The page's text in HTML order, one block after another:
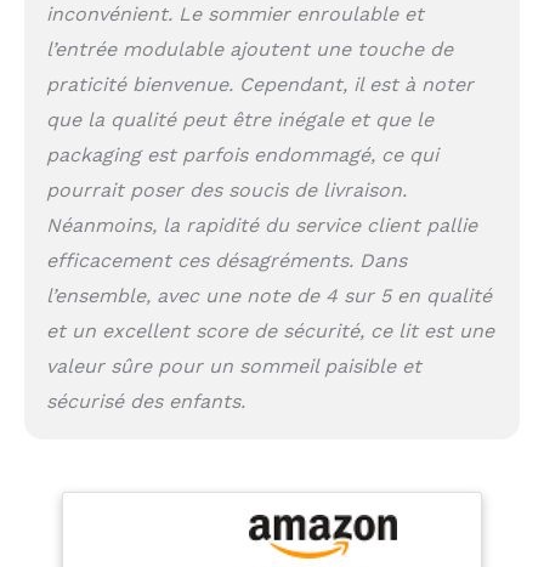
inconvénient. Le sommier enroulable et
l’entrée modulable ajoutent une touche de
praticité bienvenue. Cependant, il est à noter
que la qualité peut être inégale et que le
packaging est parfois endommagé, ce qui
pourrait poser des soucis de livraison.
Néanmoins, la rapidité du service client pallie
efficacement ces désagréments. Dans
l’ensemble, avec une note de 4 sur 5 en qualité
et un excellent score de sécurité, ce lit est une
valeur sûre pour un sommeil paisible et
sécurisé des enfants.